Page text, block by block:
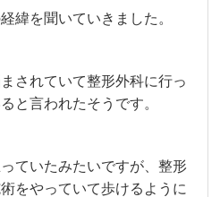
緯を聞いていきました。
されていて整形外科に行っ
と言われたそうです。
ていたみたいですが、整形
をやっていて歩けるように